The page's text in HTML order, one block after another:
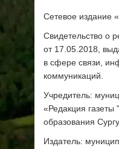
Сетевое издание
Свидетельство о
от 17.05.2018,
в сфере связи,
коммуникаций.
Учредитель:
«Редакция газеты
образования
Издатель: